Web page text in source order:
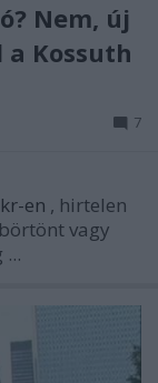
Nem, új
Kossuth
7
en , hirtelen
vagy